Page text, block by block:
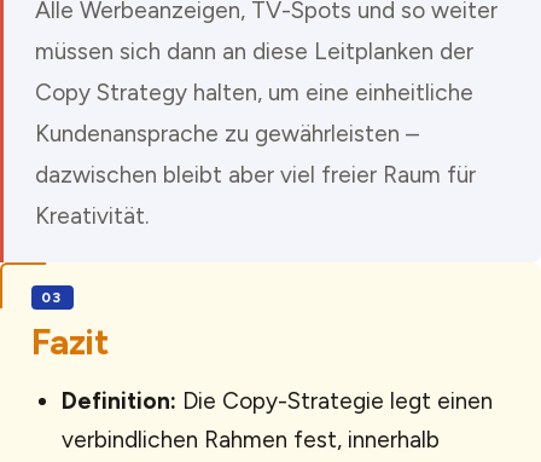
Alle Werbeanzeigen, TV-Spots und so weiter
müssen sich dann an diese Leitplanken der
Copy Strategy halten, um eine einheitliche
Kundenansprache zu gewährleisten –
dazwischen bleibt aber viel freier Raum für
Kreativität.
Fazit
Definition: Die Copy-Strategie legt einen
verbindlichen Rahmen fest, innerhalb